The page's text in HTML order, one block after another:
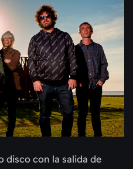
disco con la salida de